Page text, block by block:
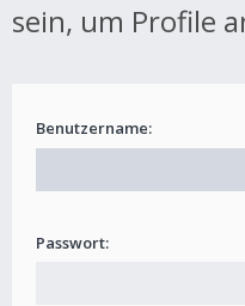
sein, um Profile
Benutzername:
Passwort: